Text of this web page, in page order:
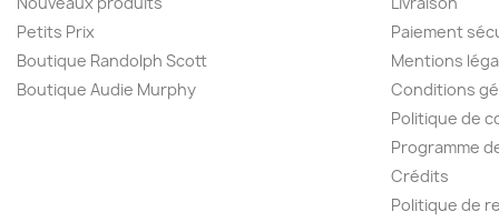
Petits Prix
Boutique Randolph Scott
Boutique Audie Murphy
Paiement
Mentions
Conditions
Politique de
Programme
Crédits
Politique de